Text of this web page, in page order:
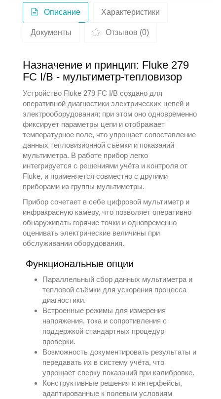
Описание Характеристики
Документы Отзывов (0)
Назначение и принцип: Fluke 279
FC I/B - мультиметр-тепловизор
Устройство Fluke 279 FC I/B создано для
оперативной диагностики электрических цепей и
электрооборудования; при этом оно одновременно
фиксирует параметры цепи и отображает
температурное поле, что упрощает сопоставление
данных тепловизионной съёмки и показаний
мультиметра. В работе прибор легко
интегрируется с решениями учёта и контроля от
Fluke, и применяется совместно с другими
приборами из группы мультиметры.
Прибор сочетает в себе цифровой мультиметр и
инфракрасную камеру, что позволяет оперативно
обнаруживать горячие точки и одновременно
оценивать электрические величины при
обслуживании оборудования.
Функциональные опции
Параллельный сбор данных мультиметра и
тепловой съёмки для ускорения процесса
диагностики.
Встроенные режимы для измерения
напряжения, тока и сопротивления с
поддержкой стандартных процедур
проверки.
Возможность документировать результаты и
передавать их в систему учёта, что
упрощает сверку показаний при калибровке.
Конструктивные решения и интерфейсы,
адаптированные к полевым условиям